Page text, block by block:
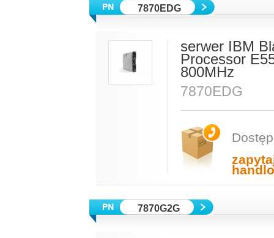
7870EDG
serwer IBM
Processor
800MHz
7870EDG
7870G2G